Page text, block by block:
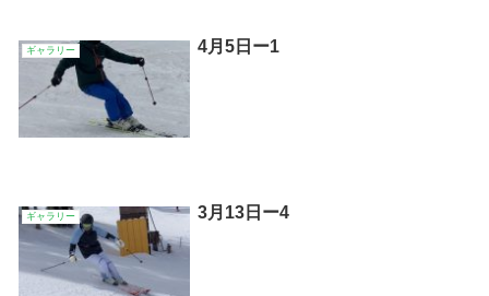
ギャラリー 4月5日ー1
ギャラリー 3月13日ー4